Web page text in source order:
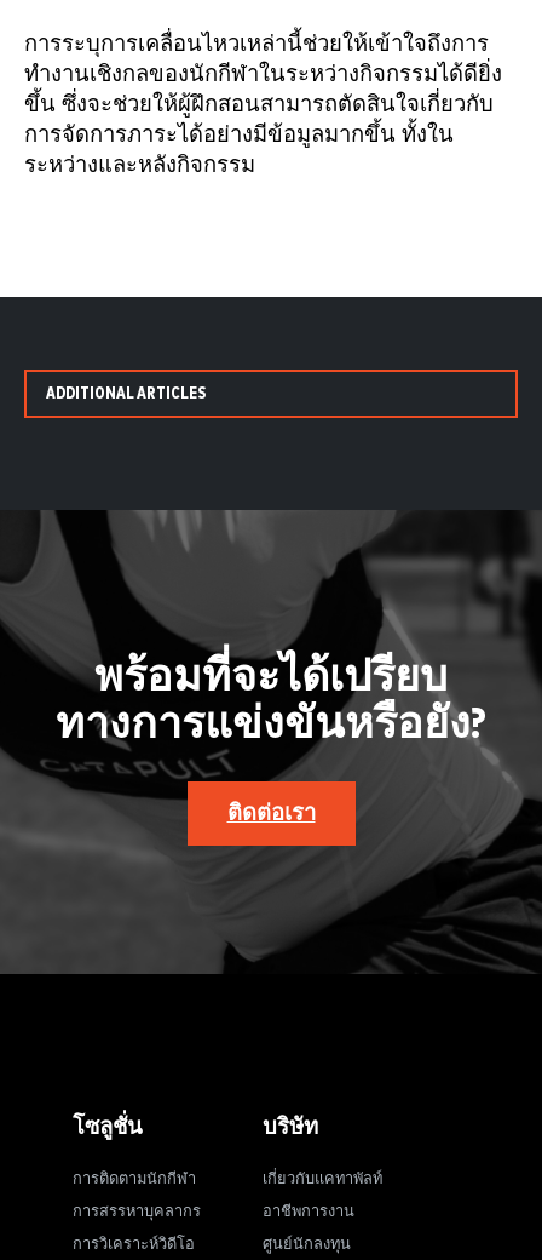
การระบุการเคลื่อนไหวเหล่านี้ช่วยให้เข้าใจถึงการ
ทำงานเชิงกลของนักกีฬาในระหว่างกิจกรรมได้ดียิ่ง
ขึ้น ซึ่งจะช่วยให้ผู้ฝึกสอนสามารถตัดสินใจเกี่ยวกับ
การจัดการภาระได้อย่างมีข้อมูลมากขึ้น ทั้งใน
ระหว่างและหลังกิจกรรม
ADDITIONAL ARTICLES
พร้อมที่จะได้เปรียบ
ทางการแข่งขันหรือยัง?
ติดต่อเรา
โซลูชั่น
การติดตามนักกีฬา
การสรรหาบุคลากร
การวิเคราะห์วิดีโอ
บริษัท
เกี่ยวกับแคทาพัลท์
อาชีพการงาน
ศูนย์นักลงทุน